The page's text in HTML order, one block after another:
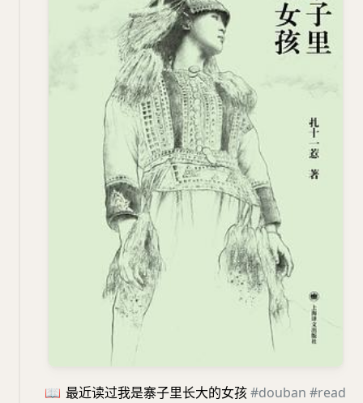
📖 最近读过我是寨子里长大的女孩#douban #read